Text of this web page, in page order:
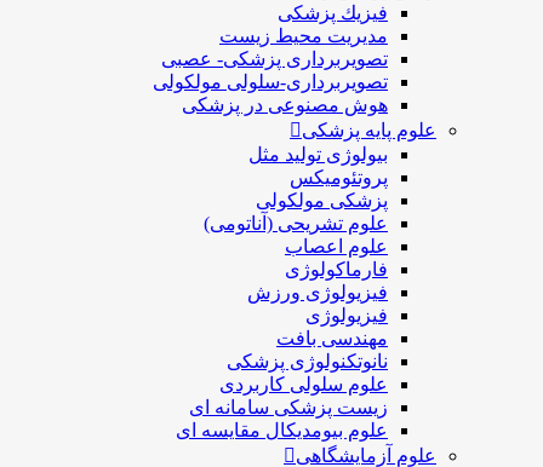
فيزيك پزشکی
مدیریت محیط زیست
تصویربرداری پزشکی- عصبی
تصویربرداری-سلولی مولکولی
هوش مصنوعی در پزشکی
علوم پایه پزشکی
بیولوژی تولید مثل
پروتئومیکس
پزشکی مولکولی
علوم تشریحی (آناتومی)
علوم اعصاب
فارماکولوژی
فیزیولوژی ورزش
فیزیولوژی
مهندسی بافت
نانوتکنولوژی پزشکی
علوم سلولی کاربردی
زیست پزشکی سامانه ای
علوم بیومدیکال مقایسه ای
علوم آزمایشگاهی